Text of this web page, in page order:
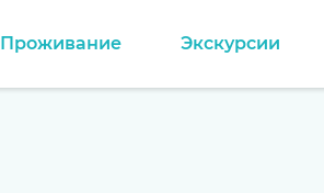
Проживание Экскурсии